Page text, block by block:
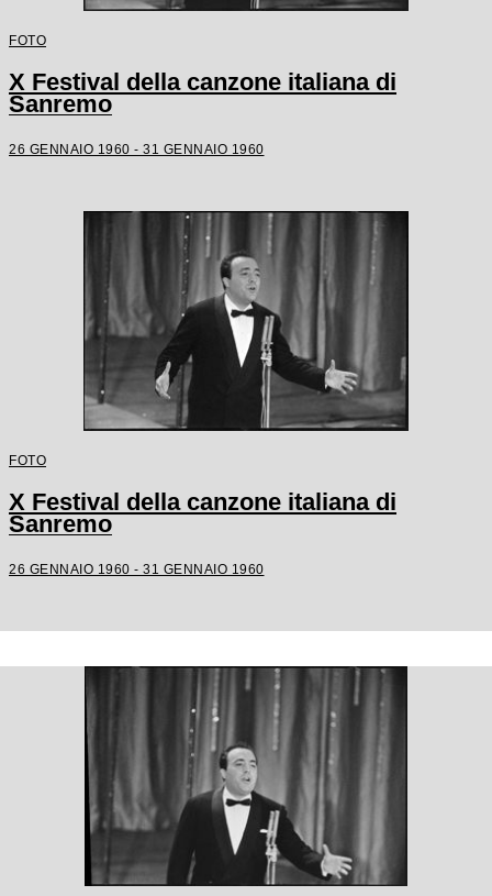
FOTO
X Festival della canzone italiana di
Sanremo
26 GENNAIO 1960 - 31 GENNAIO 1960
FOTO
X Festival della canzone italiana di
Sanremo
26 GENNAIO 1960 - 31 GENNAIO 1960